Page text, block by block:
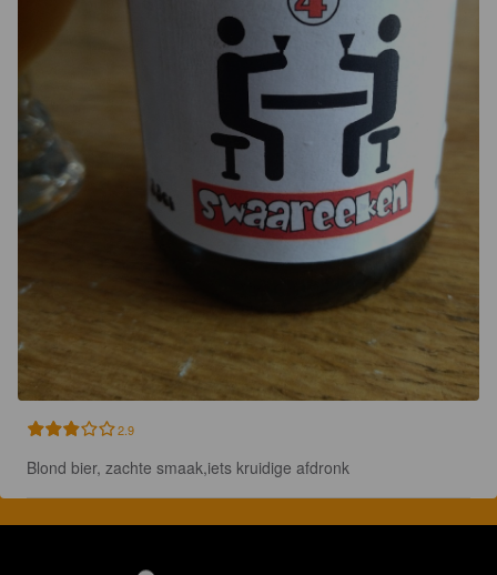
2.9
Blond bier, zachte smaak,iets kruidige afdronk